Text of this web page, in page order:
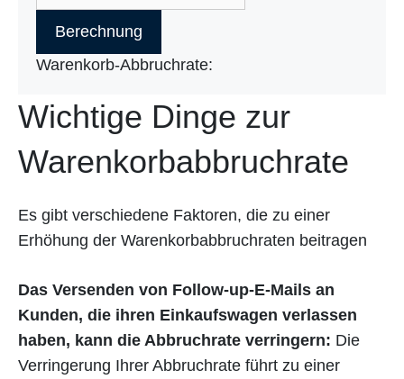
Berechnung
Warenkorb-Abbruchrate:
Wichtige Dinge zur
Warenkorbabbruchrate
Es gibt verschiedene Faktoren, die zu einer
Erhöhung der Warenkorbabbruchraten beitragen
Das Versenden von Follow-up-E-Mails an
Kunden, die ihren Einkaufswagen verlassen
haben, kann die Abbruchrate verringern: Die
Verringerung Ihrer Abbruchrate führt zu einer